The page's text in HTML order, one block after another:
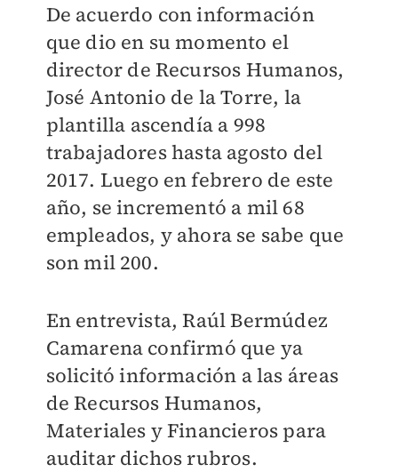
De acuerdo con información
que dio en su momento el
director de Recursos Humanos,
José Antonio de la Torre, la
plantilla ascendía a 998
trabajadores hasta agosto del
2017. Luego en febrero de este
año, se incrementó a mil 68
empleados, y ahora se sabe que
son mil 200.
En entrevista, Raúl Bermúdez
Camarena confirmó que ya
solicitó información a las áreas
de Recursos Humanos,
Materiales y Financieros para
auditar dichos rubros.